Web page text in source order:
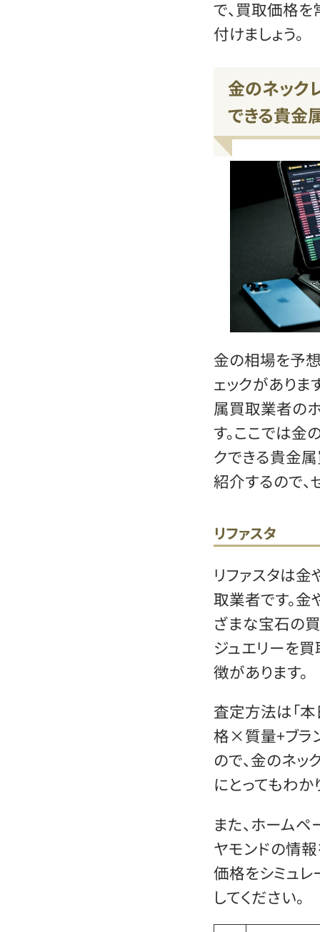
で、買取価格
付けましょう。
金のネック
できる貴金
金の相場を予
ェックがありま
属買取業者の
す。ここでは金
クできる貴金
紹介するので、
リファスタ
リファスタは
取業者です。金
ざまな宝石の
ジュエリーを
徴があります。
査定方法は「
格×質量+ブラ
ので、金のネ
にとってもわか
また、ホーム
ヤモンドの情
価格をシミュレ
してください。